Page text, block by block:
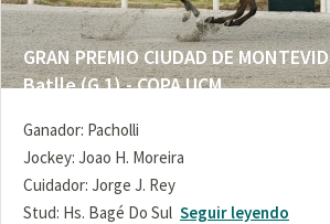
GRAN PREMIO CIUDAD DE
Batlle (G 1) - COPA UCM
Ganador: Pacholli
Jockey: Joao H. Moreira
Cuidador: Jorge J. Rey
Stud: Hs. Bagé Do Sul Seguir leyendo